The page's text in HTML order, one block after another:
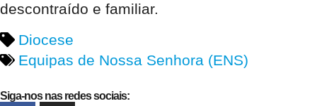
descontraído e familiar.
Diocese
Equipas de Nossa Senhora (ENS)
Siga-nos nas redes sociais: